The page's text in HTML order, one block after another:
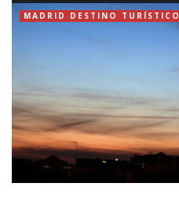
MADRID DESTINO TURÍSTICO